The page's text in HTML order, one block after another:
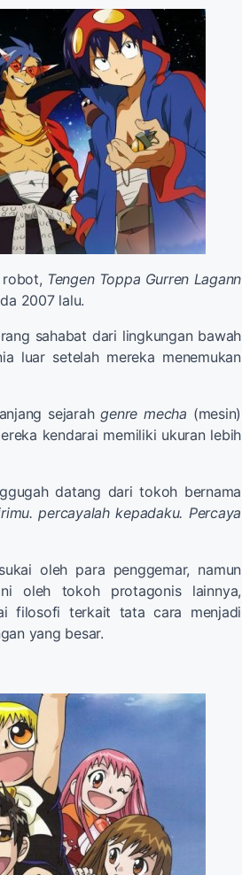
robot, Tengen Toppa Gurren Lagann
2007 lalu.
sahabat dari lingkungan bawah
luar setelah mereka menemukan
sejarahgenre mecha (mesin)
kendarai memiliki ukuran lebih
datang dari tokoh bernama
percayalah kepadaku. Percaya
oleh para penggemar, namun
oleh tokoh protagonis lainnya,
filosofi terkait tata cara menjadi
yang besar.